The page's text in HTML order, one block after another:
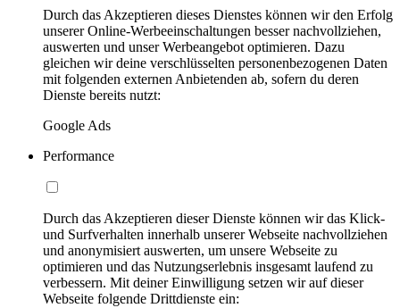
Durch das Akzeptieren dieses Dienstes können wir den Erfolg
unserer Online-Werbeeinschaltungen besser nachvollziehen,
auswerten und unser Werbeangebot optimieren. Dazu
gleichen wir deine verschlüsselten personenbezogenen Daten
mit folgenden externen Anbietenden ab, sofern du deren
Dienste bereits nutzt:
Google Ads
Performance
Durch das Akzeptieren dieser Dienste können wir das Klick-
und Surfverhalten innerhalb unserer Webseite nachvollziehen
und anonymisiert auswerten, um unsere Webseite zu
optimieren und das Nutzungserlebnis insgesamt laufend zu
verbessern. Mit deiner Einwilligung setzen wir auf dieser
Webseite folgende Drittdienste ein: